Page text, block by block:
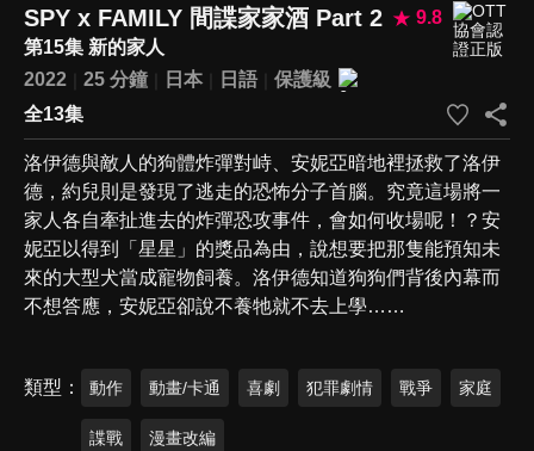
SPY x FAMILY 間諜家家酒 Part 2
9.8
第15集 新的家人
2022
25 分鐘 日本 日語
保護級
全13集
洛伊德與敵人的狗體炸彈對峙、安妮亞暗地裡拯救了洛伊
德，約兒則是發現了逃走的恐怖分子首腦。究竟這場將一
家人各自牽扯進去的炸彈恐攻事件，會如何收場呢！？安
妮亞以得到「星星」的獎品為由，說想要把那隻能預知未
來的大型犬當成寵物飼養。洛伊德知道狗狗們背後內幕而
不想答應，安妮亞卻說不養牠就不去上學……
類型 動作 動畫/卡通 喜劇 犯罪劇情 戰爭 家庭
諜戰 漫畫改編